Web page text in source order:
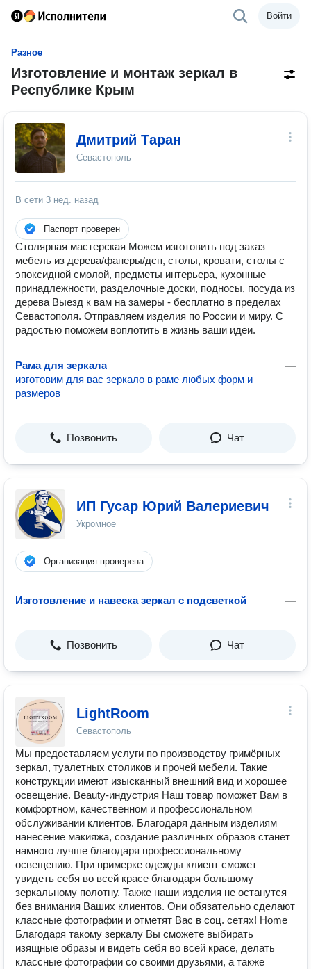
Войти
Разное
Изготовление и монтаж зеркал в
Республике Крым
Дмитрий Таран
Севастополь
В сети 3 нед. назад
Паспорт проверен
Столярная мастерская Можем изготовить под заказ
мебель из дерева/фанеры/дсп, столы, кровати, столы с
эпоксидной смолой, предметы интерьера, кухонные
принадлежности, разделочные доски, подносы, посуда из
дерева Выезд к вам на замеры - бесплатно в пределах
Севастополя. Отправляем изделия по России и миру. С
радостью поможем воплотить в жизнь ваши идеи.
Рама для зеркала
—
изготовим для вас зеркало в раме любых форм и
размеров
Позвонить Чат
ИП Гусар Юрий Валериевич
Укромное
Организация проверена
Изготовление и навеска зеркал с подсветкой —
Позвонить Чат
LightRoom
Севастополь
Мы предоставляем услуги по производству гримёрных
зеркал, туалетных столиков и прочей мебели. Такие
конструкции имеют изысканный внешний вид и хорошее
освещение. Beauty-индустрия Наш товар поможет Вам в
комфортном, качественном и профессиональном
обслуживании клиентов. Благодаря данным изделиям
нанесение макияжа, создание различных образов станет
намного лучше благодаря профессиональному
освещению. При примерке одежды клиент сможет
увидеть себя во всей красе благодаря большому
зеркальному полотну. Также наши изделия не останутся
без внимания Ваших клиентов. Они обязательно сделают
классные фотографии и отметят Вас в соц. сетях! Home
Благодаря такому зеркалу Вы сможете выбирать
изящные образы и видеть себя во всей красе, делать
классные фотографии со своими друзьями, а также